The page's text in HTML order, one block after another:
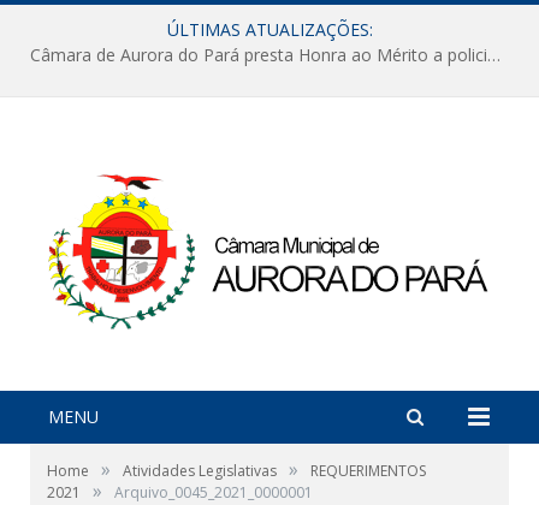
ÚLTIMAS ATUALIZAÇÕES:
Câmara de Aurora do Pará presta Honra ao Mérito a policiais militares em sessão marcada por reconhecimento e emoção
MENU
Home » Atividades Legislativas »
REQUERIMENTOS
2021
» Arquivo_0045_2021_0000001